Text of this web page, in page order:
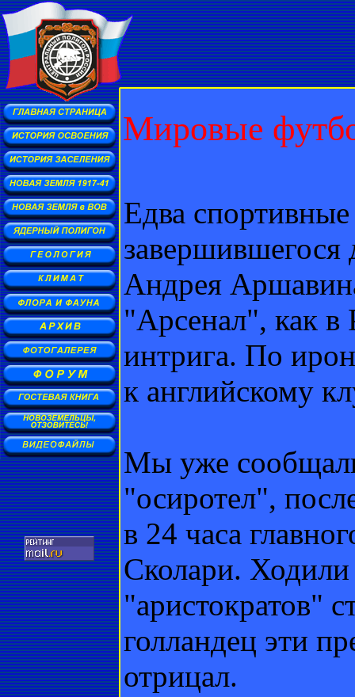
Мировые
Едва
завершившегося
Андрея
"Арсенал", как в
интрига. По
к английскому
Мы уже
"осиротел",
в 24 часа
Сколари.
"аристократов"
голландец эти
отрицал.